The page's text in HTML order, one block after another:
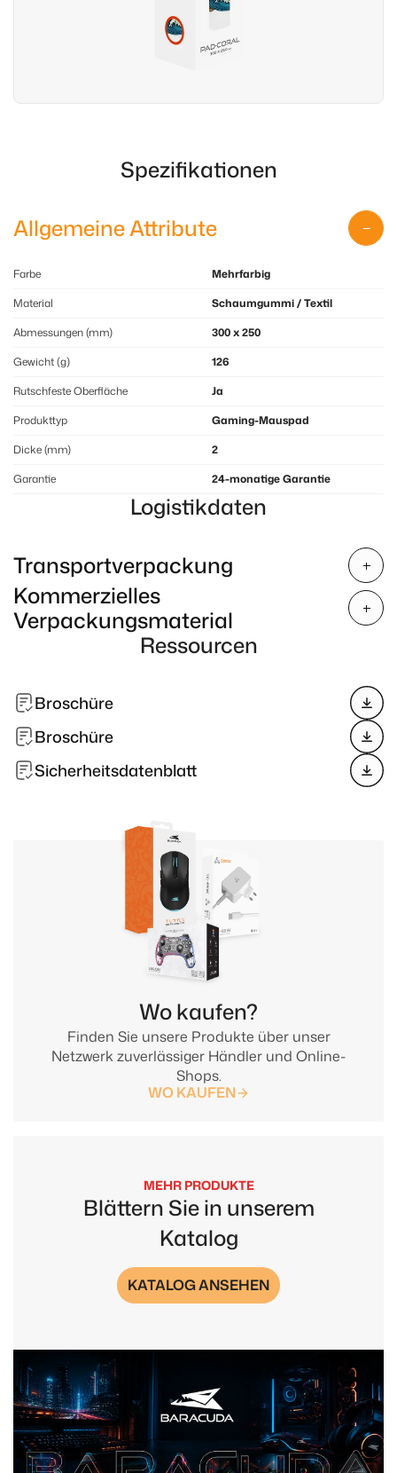
Spezifikationen
Allgemeine Attribute
Farbe
Mehrfarbig
Material
Schaumgummi / Textil
Abmessungen (mm)
300 x 250
Gewicht (g)
126
Rutschfeste Oberfläche
Ja
Produkttyp
Gaming-Mauspad
Dicke (mm)
2
Garantie
24-monatige Garantie
Logistikdaten
Transportverpackung
Kommerzielles
Verpackungsmaterial
Ressourcen
Broschüre
Broschüre
Sicherheitsdatenblatt
Finden Sie unsere Produkte über unser
Netzwerk zuverlässiger Händler und Online-
Shops.
Wo kaufen?
WO KAUFEN
MEHR PRODUKTE
Blättern Sie in unserem
Katalog
KATALOG ANSEHEN